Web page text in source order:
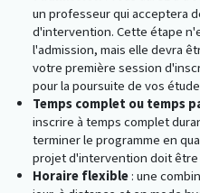
un professeur qui acceptera
d'intervention. Cette étape
l'admission, mais elle devra
votre première session
pour la poursuite de vos
Temps complet ou temps
inscrire à temps complet
terminer le programme en
projet d'intervention doit être
Horaire flexible : une